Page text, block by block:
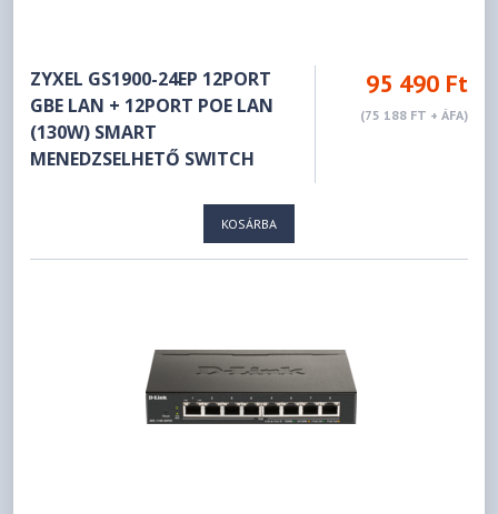
ZYXEL GS1900-24EP 12PORT
GBE LAN + 12PORT POE LAN
(130W) SMART
MENEDZSELHETŐ SWITCH
95 490 Ft
(75 188 FT + ÁFA)
KOSÁRBA